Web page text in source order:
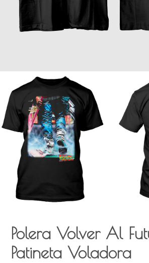
Polera Volver Al
Patineta Voladora